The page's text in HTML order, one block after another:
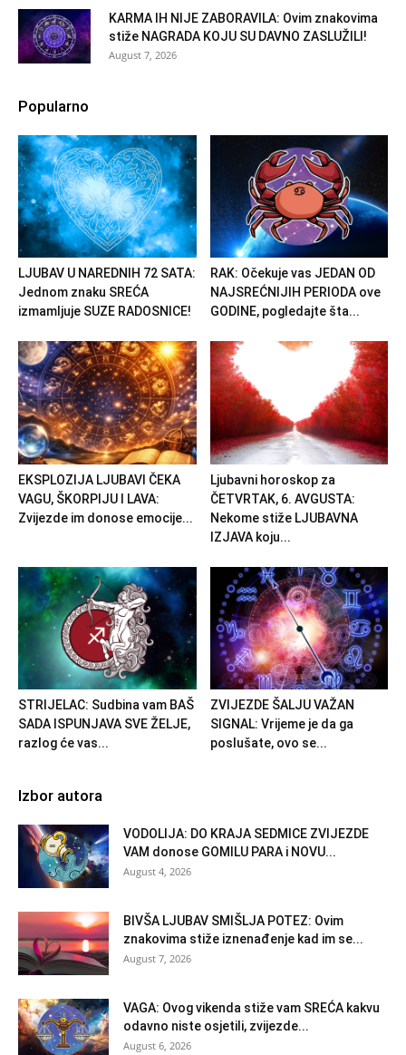
KARMA IH NIJE ZABORAVILA: Ovim znakovima
stiže NAGRADA KOJU SU DAVNO ZASLUŽILI!
August 7, 2026
Popularno
LJUBAV U NAREDNIH 72 SATA:
Jednom znaku SREĆA
izmamljuje SUZE RADOSNICE!
RAK: Očekuje vas JEDAN OD
NAJSREĆNIJIH PERIODA ove
GODINE, pogledajte šta...
EKSPLOZIJA LJUBAVI ČEKA
VAGU, ŠKORPIJU I LAVA:
Zvijezde im donose emocije...
Ljubavni horoskop za
ČETVRTAK, 6. AVGUSTA:
Nekome stiže LJUBAVNA
IZJAVA koju...
STRIJELAC: Sudbina vam BAŠ
SADA ISPUNJAVA SVE ŽELJE,
razlog će vas...
ZVIJEZDE ŠALJU VAŽAN
SIGNAL: Vrijeme je da ga
poslušate, ovo se...
Izbor autora
VODOLIJA: DO KRAJA SEDMICE ZVIJEZDE
VAM donose GOMILU PARA i NOVU...
August 4, 2026
BIVŠA LJUBAV SMIŠLJA POTEZ: Ovim
znakovima stiže iznenađenje kad im se...
August 7, 2026
VAGA: Ovog vikenda stiže vam SREĆA kakvu
odavno niste osjetili, zvijezde...
August 6, 2026